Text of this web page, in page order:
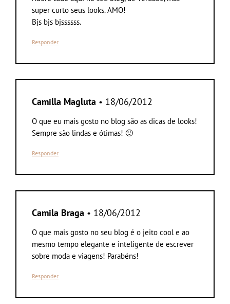
super curto seus looks. AMO!
Bjs bjs bjssssss.
Responder
Camilla Magluta • 18/06/2012
O que eu mais gosto no blog são as dicas de looks!
Sempre são lindas e ótimas! 🙂
Responder
Camila Braga • 18/06/2012
O que mais gosto no seu blog é o jeito cool e ao
mesmo tempo elegante e inteligente de escrever
sobre moda e viagens! Parabéns!
Responder